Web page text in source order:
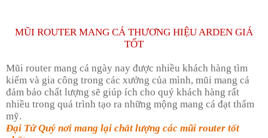
MŨI ROUTER MANG CÁ THƯƠNG HIỆU ARDEN GIÁ
TỐT
Mũi router mang cá ngày nay được nhiều khách hàng tìm
kiếm và gia công trong các xưởng của mình, mũi mang cá
đảm bảo chất lượng sẽ giúp ích cho quý khách hàng rất
nhiều trong quá trình tạo ra những mộng mang cá đạt thẩm
mỹ.
Đại Tứ Quý nơi mang lại chất lượng các mũi router tốt